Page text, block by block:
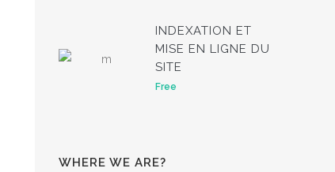
INDEXATION ET
MISE EN LIGNE DU
SITE
Free
WHERE WE ARE?